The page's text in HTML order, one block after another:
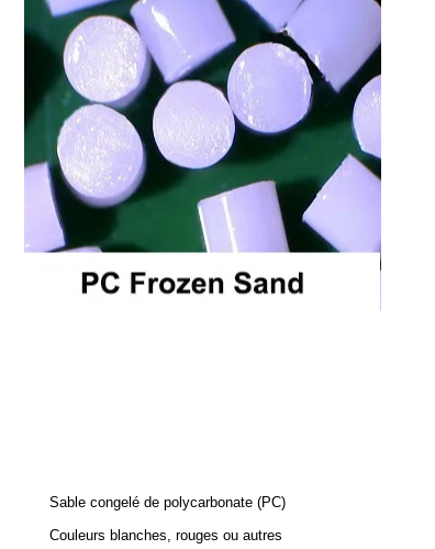
Sable congelé de polycarbonate (PC)
Couleurs blanches, rouges ou autres